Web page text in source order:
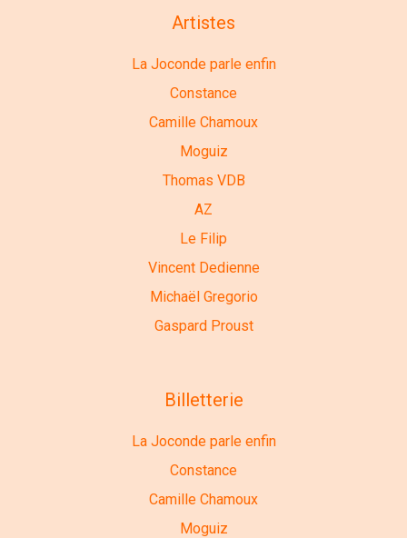
Artistes
La Joconde parle enfin
Constance
Camille Chamoux
Moguiz
Thomas VDB
AZ
Le Filip
Vincent Dedienne
Michaël Gregorio
Gaspard Proust
Billetterie
La Joconde parle enfin
Constance
Camille Chamoux
Moguiz